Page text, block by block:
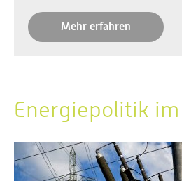
Mehr erfahren
Energiepolitik im